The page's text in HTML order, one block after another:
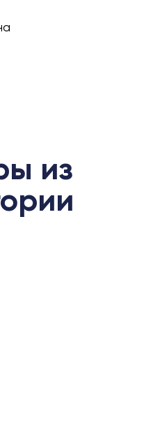
из